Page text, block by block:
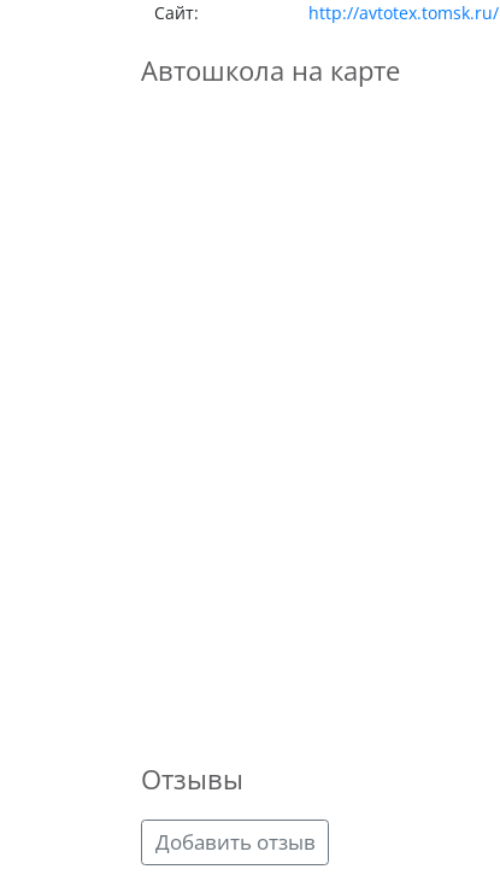
Сайт: http://avtotex.tomsk.ru/
Автошкола на карте
Отзывы
Добавить отзыв